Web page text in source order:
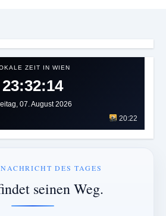
ZEIT IN WIEN
23:32:18
07. August 2026
20:22
DES TAGES
seinen Weg.